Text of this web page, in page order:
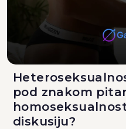
pod znakom
diskusiju?